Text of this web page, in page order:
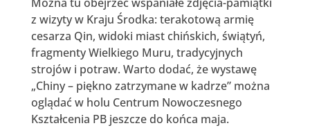
z wizyty w Kraju Środka: terakotową armię
cesarza Qin, widoki miast chińskich, świątyń,
fragmenty Wielkiego Muru, tradycyjnych
strojów i potraw. Warto dodać, że wystawę
„Chiny – piękno zatrzymane w kadrze” można
oglądać w holu Centrum Nowoczesnego
Kształcenia PB jeszcze do końca maja.